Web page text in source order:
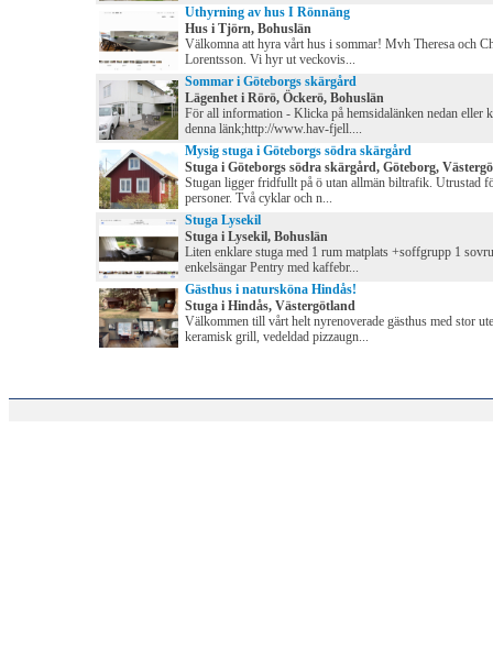
Uthyrning av hus I Rönnäng
Hus i Tjörn, Bohuslän
Välkomna att hyra vårt hus i sommar! Mvh Theresa och
Lorentsson. Vi hyr ut veckovis...
Sommar i Göteborgs skärgård
Lägenhet i Rörö, Öckerö, Bohuslän
För all information - Klicka på hemsidalänken nedan eller
denna länk;http://www.hav-fjell....
Mysig stuga i Göteborgs södra skärgård
Stuga i Göteborgs södra skärgård, Göteborg,
Stugan ligger fridfullt på ö utan allmän biltrafik. Utrustad
personer. Två cyklar och n...
Stuga Lysekil
Stuga i Lysekil, Bohuslän
Liten enklare stuga med 1 rum matplats +soffgrupp 1
enkelsängar Pentry med kaffebr...
Gästhus i natursköna Hindås!
Stuga i Hindås, Västergötland
Välkommen till vårt helt nyrenoverade gästhus med stor
keramisk grill, vedeldad pizzaugn...